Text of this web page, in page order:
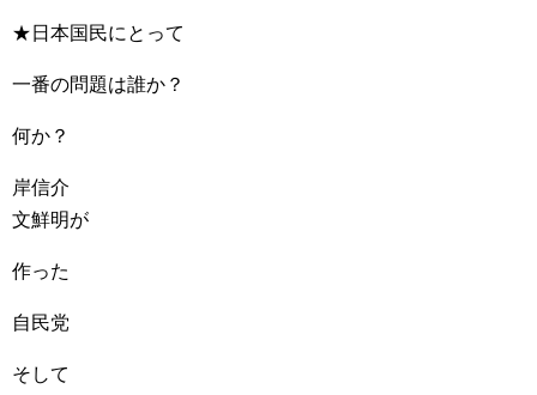
★日本国民にとって
一番の問題は誰か？
何か？
岸信介
文鮮明が
作った
自民党
そして